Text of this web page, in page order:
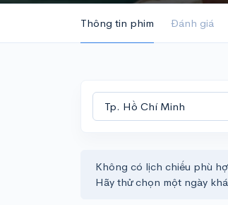
Thông tin phim Đánh giá
Không có lịch chiếu phù
Hãy thử chọn một ngày